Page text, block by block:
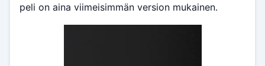
peli on aina viimeisimmän version mukainen.